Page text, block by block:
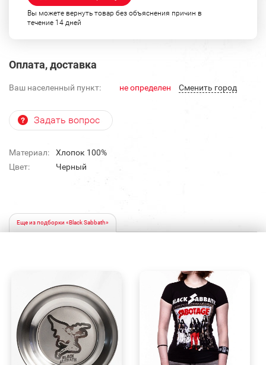
Вы можете вернуть товар без объяснения причин в
течение 14 дней
Оплата, доставка
Ваш населенный пункт: не определен Cменить город
Задать вопрос
Материал:
Хлопок 100%
Цвет:
Черный
Еще из подборки «Black Sabbath»